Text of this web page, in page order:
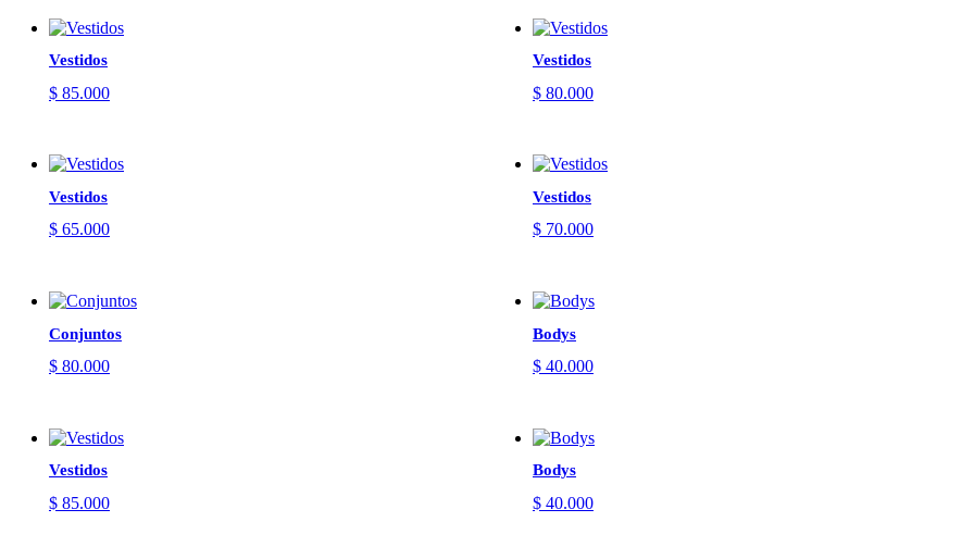
Vestidos
$85.000
Vestidos
$80.000
Vestidos
$65.000
Vestidos
$70.000
Conjuntos
$80.000
Bodys
$40.000
Vestidos
$85.000
Bodys
$40.000